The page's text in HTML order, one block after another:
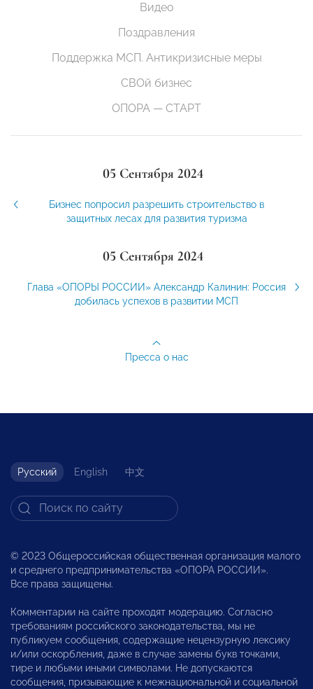
Видео
Поздравления
Поддержка МСП. Антикризисные меры
СВОй бизнес
ОПОРА — СТАРТ
05 Сентября 2024
Бизнес попросил разрешить строительство в
защитных лесах для развития туризма
05 Сентября 2024
Глава «ОПОРЫ РОССИИ» Александр Калинин: Россия
добилась успехов в развитии МСП
Пресса о нас
Русский English 中文
© 2023 Общероссийская общественная организация малого
и среднего предпринимательства «ОПОРА РОССИИ».
Все права защищены.
Комментарии на сайте проходят модерацию. Согласно
требованиям российского законодательства, мы не
публикуем сообщения, содержащие нецензурную лексику
и/или оскорбления, даже в случае замены букв точками,
тире и любыми иными символами. Не допускаются
сообщения, призывающие к межнациональной и социальной